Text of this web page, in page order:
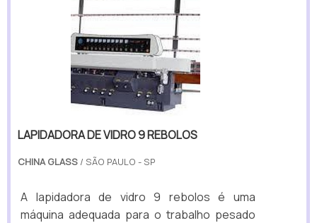
LAPIDADORA DE VIDRO 9 REBOLOS
CHINA GLASS / SÃO PAULO - SP
A lapidadora de vidro 9 rebolos é uma
máquina adequada para o trabalho pesado